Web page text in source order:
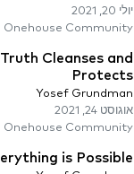
יולי 20, 2021
Onehouse Community מנוי
Cleanses and
Protects
Yosef Grundman
אוגוסט 24, 2021
Onehouse Community מנוי
is Possible